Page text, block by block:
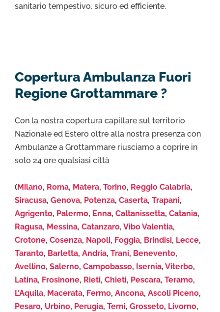
sanitario tempestivo, sicuro ed efficiente.
Copertura Ambulanza Fuori
Regione Grottammare ?
Con la nostra copertura capillare sul territorio
Nazionale ed Estero oltre alla nostra presenza con
Ambulanze a Grottammare riusciamo a coprire in
solo 24 ore qualsiasi città
(Milano, Roma, Matera, Torino, Reggio Calabria,
Siracusa, Genova, Potenza, Caserta, Trapani,
Agrigento, Palermo, Enna, Caltanissetta, Catania,
Ragusa, Messina, Catanzaro, Vibo Valentia,
Crotone, Cosenza, Napoli, Foggia, Brindisi, Lecce,
Taranto, Barletta, Andria, Trani, Benevento,
Avellino, Salerno, Campobasso, Isernia, Viterbo,
Latina, Frosinone, Rieti, Chieti, Pescara, Teramo,
L’Aquila, Macerata, Fermo, Ancona, Ascoli Piceno,
Pesaro, Urbino, Perugia, Terni, Grosseto, Livorno,